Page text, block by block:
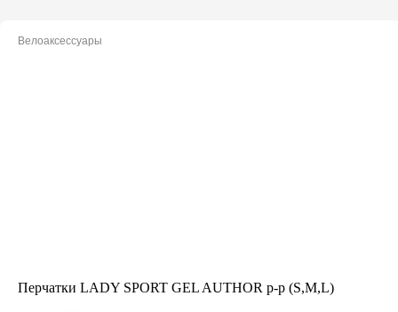
Велоаксессуары
Перчатки LADY SPORT GEL AUTHOR p-p (S,M,L)